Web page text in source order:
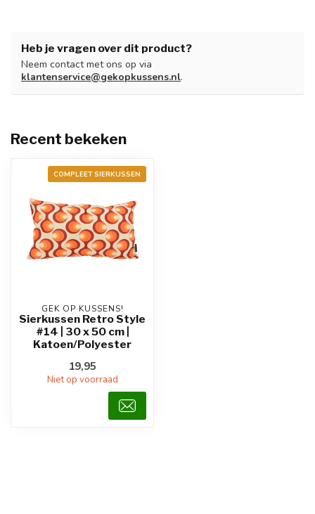
Heb je vragen over dit product?
Neem contact met ons op via
klantenservice@gekopkussens.nl.
Recent bekeken
COMPLEET SIERKUSSEN
GEK OP KUSSENS!
Sierkussen Retro Style
#14 | 30 x 50 cm |
Katoen/Polyester
19,95
Niet op voorraad